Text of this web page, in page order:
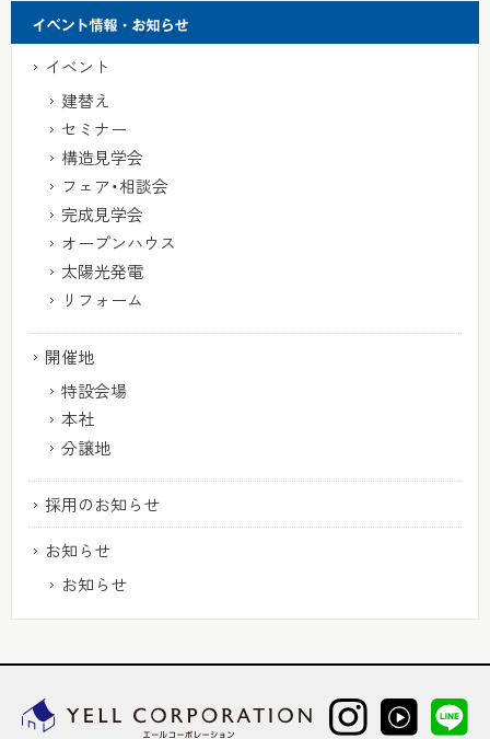
イベント
建替え
セミナー
構造見学会
フェア・相談会
完成見学会
オープンハウス
太陽光発電
リフォーム
開催地
特設会場
本社
分譲地
採用のお知らせ
お知らせ
お知らせ